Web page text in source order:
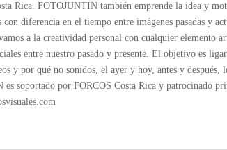
Rica. FOTOJUNTIN también emprende la idea y
con diferencia en el tiempo entre imágenes pasadas y
a la creatividad personal con cualquier elemento
entre nuestro pasado y presente. El objetivo es
y por qué no sonidos, el ayer y hoy, antes y después,
es soportado por FORCOS Costa Rica y patrocinado